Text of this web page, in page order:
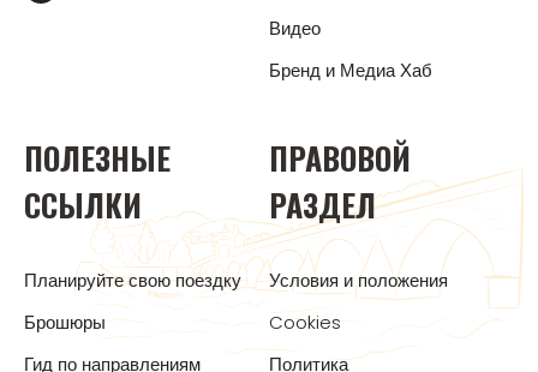
Видео
Бренд и Медиа Хаб
ПОЛЕЗНЫЕ
ССЫЛКИ
Планируйте свою поездку
Брошюры
Гид по направлениям
ПРАВОВОЙ
РАЗДЕЛ
Условия и положения
Cookies
Политика